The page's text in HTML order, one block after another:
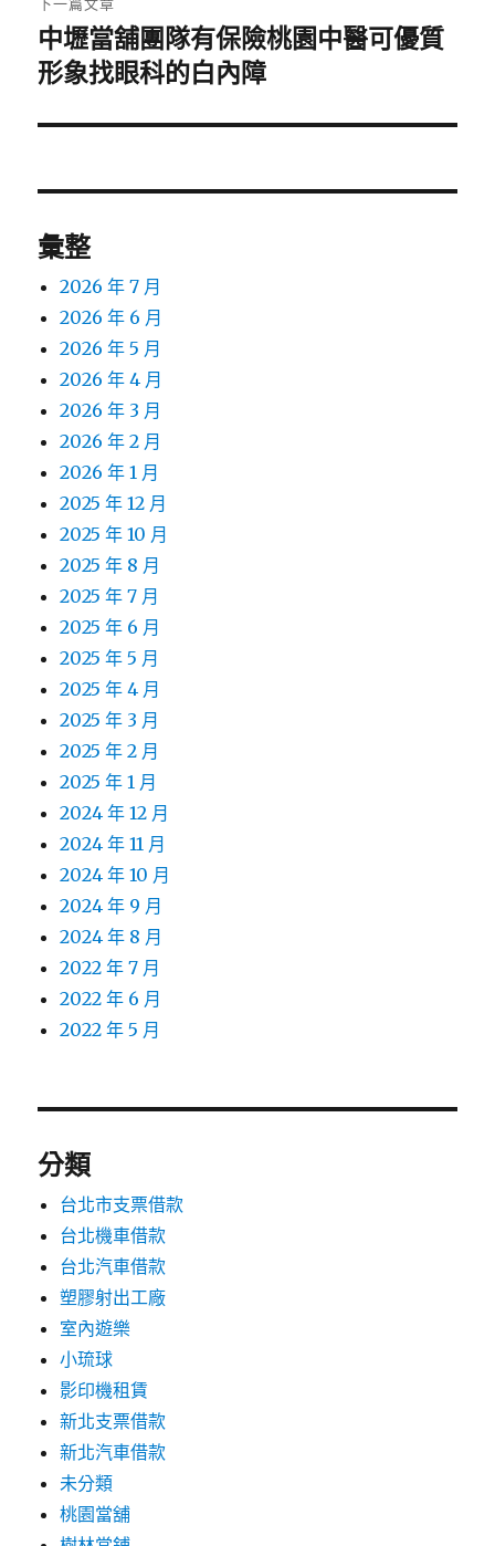
下
一
文
中壢當舖團隊有保險桃園中醫可優質
形象找眼科的白內障
彙整
2026 年 7 月
2026 年 6 月
2026 年 5 月
2026 年 4 月
2026 年 3 月
2026 年 2 月
2026 年 1 月
2025 年 12 月
2025 年 10 月
2025 年 8 月
2025 年 7 月
2025 年 6 月
2025 年 5 月
2025 年 4 月
2025 年 3 月
2025 年 2 月
2025 年 1 月
2024 年 12 月
2024 年 11 月
2024 年 10 月
2024 年 9 月
2024 年 8 月
2022 年 7 月
2022 年 6 月
2022 年 5 月
分類
台北市支票借款
台北機車借款
台北汽車借款
塑膠射出工廠
室內遊樂
小琉球
影印機租賃
新北支票借款
新北汽車借款
未分類
桃園當舖